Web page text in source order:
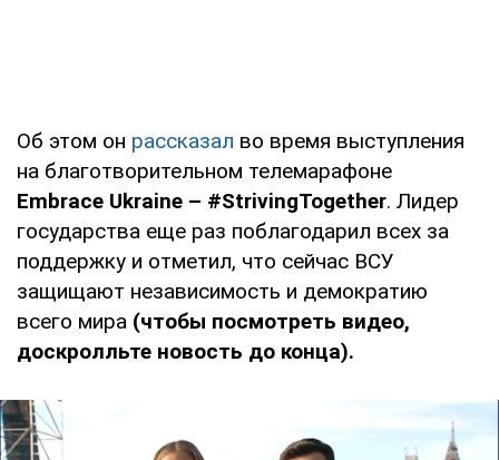
Об этом он рассказал во время выступления
на благотворительном телемарафоне
Embrace Ukraine – #StrivingTogether. Лидер
государства еще раз поблагодарил всех за
поддержку и отметил, что сейчас ВСУ
защищают независимость и демократию
всего мира (чтобы посмотреть видео,
доскролльте новость до конца).